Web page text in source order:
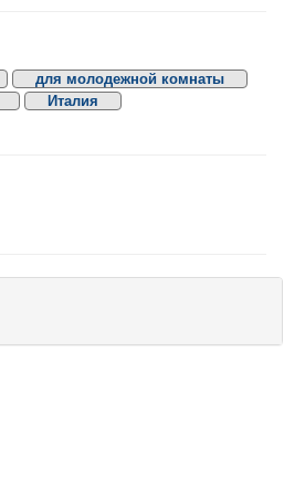
для молодежной комнаты
Италия